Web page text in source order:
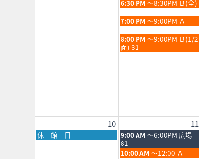
4th
2026
8
月
4th
2026
火
曜
日,
8
月
4th
2026
6:30 PM ～8:30PM Ｂ(全)
火
曜
日,
8
月
7:00 PM ～9:00PM Ａ
火
曜
日,
8:00 PM ～9:00PM Ｂ(1/2
面) 31
10 11
月
曜
休 館 日
火
曜
日,
9:00 AM ～6:00PM 広場
81
火
10:00 AM ～12:00 Ａ